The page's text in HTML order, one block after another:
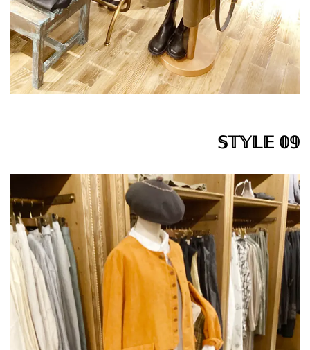
𝕊𝕋𝕐𝕃𝔼 𝟘𝟡